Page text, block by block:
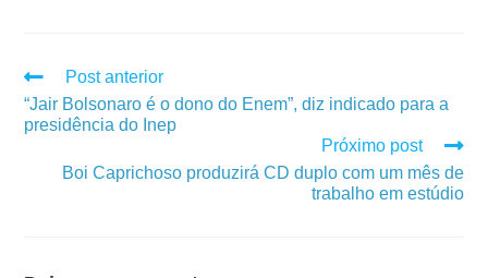
Post anterior
“Jair Bolsonaro é o dono do Enem”, diz indicado para a
presidência do Inep
Próximo post
Boi Caprichoso produzirá CD duplo com um mês de
trabalho em estúdio